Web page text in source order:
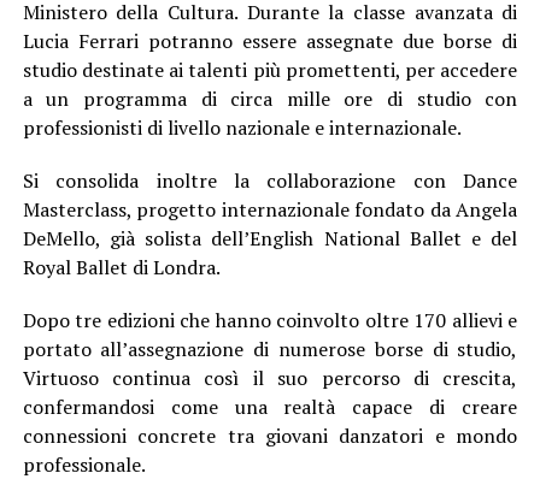
Ministero della Cultura. Durante la classe avanzata di
Lucia Ferrari potranno essere assegnate due borse di
studio destinate ai talenti più promettenti, per accedere
a un programma di circa mille ore di studio con
professionisti di livello nazionale e internazionale.
Si consolida inoltre la collaborazione con Dance
Masterclass, progetto internazionale fondato daAngela
DeMello, già solista dell’English National Ballet e del
Royal Ballet di Londra.
Dopo tre edizioni che hanno coinvolto oltre 170 allievi e
portato all’assegnazione di numerose borse di studio,
Virtuoso continua così il suo percorso di crescita,
confermandosi come una realtà capace di creare
connessioni concrete tra giovani danzatori e mondo
professionale.